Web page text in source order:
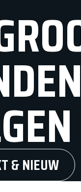
& NIEUW